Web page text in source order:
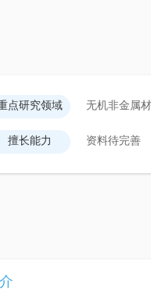
点研究领域 无机非金属
擅长能力 资料待完善